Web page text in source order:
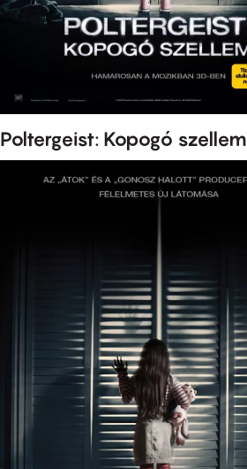
Poltergeist: Kopogó szellem